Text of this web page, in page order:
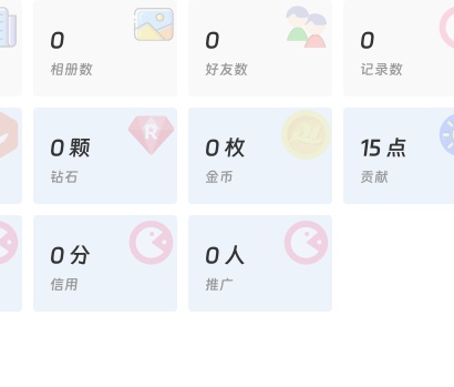
0
相册数
0
好友数
0
记录数
0 颗
钻石
0 枚
金币
15 点
贡献
0 分
信用
0 人
推广